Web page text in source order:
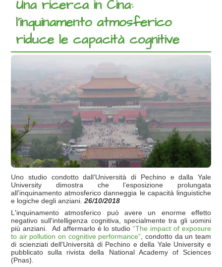
Una ricerca in Cina:
l’inquinamento atmosferico
riduce le capacità cognitive
Uno studio condotto dall’Università di Pechino e dalla Yale
University dimostra che l’esposizione prolungata
all’inquinamento atmosferico danneggia le capacità linguistiche
e logiche degli anziani. 26/10/2018
L'inquinamento atmosferico può avere un enorme effetto
negativo sull'intelligenza cognitiva, specialmente tra gli uomini
più anziani. Ad affermarlo è lo studio“The impact of exposure
to air pollution on cognitive performance” , condotto da un team
di scienziati dell'Università di Pechino e della Yale University e
pubblicato sulla rivista della National Academy of Sciences
(Pnas).